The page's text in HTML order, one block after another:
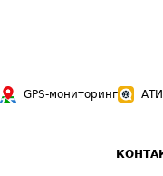
GPS-мониторинг